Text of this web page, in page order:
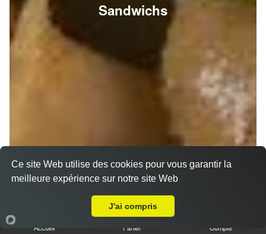
Sandwichs
Accueil Panier Compte
Ce site Web utilise des cookies pour vous garantir la
meilleure expérience sur notre site Web
J'ai compris